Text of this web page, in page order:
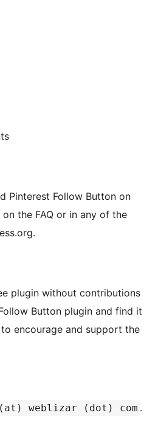
Pinterest Follow Button on
the FAQ or in any of the
plugin without contributions
Button plugin and find it
encourage and support the
weblizar (dot) com .